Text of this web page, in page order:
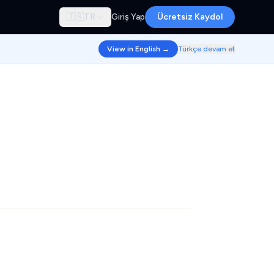
🇹🇷 TR Giriş Yap Ücretsiz Kaydol
View in English → Türkçe devam et